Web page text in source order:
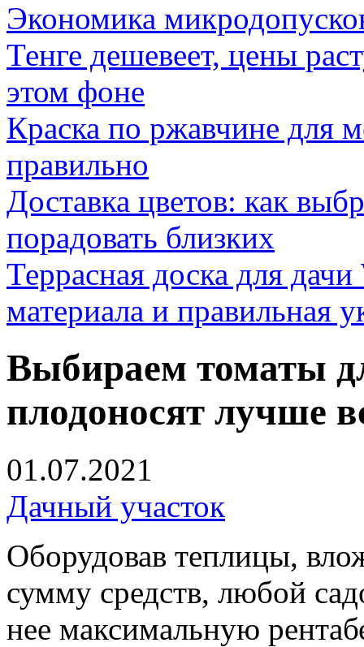
Экономика
Тенге дешевеет, цены
этом фоне
Краска по ржавчине для
правильно
Доставка цветов: как
порадовать близких
Террасная доска для
материала и правильная
Выбираем томаты
плодоносят лучше
01.07.2021
Дачный участок
Оборудовав теплицы,
сумму средств, любой
нее максимальную